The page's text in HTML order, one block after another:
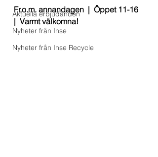
Aktuella erbjudanden
Nyheter från Inse
Nyheter från Inse Recycle
Fr.o.m. annandagen  |  Öppet 11-16
|  Varmt välkomna!